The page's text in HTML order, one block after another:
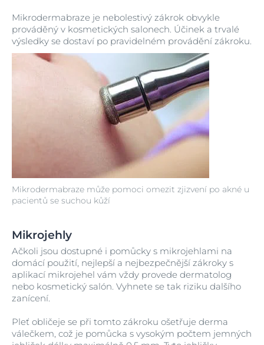
Mikrodermabraze může pomoci omezit zjizvení po akné u
pacientů se suchou kůží
Mikrodermabraze je nebolestivý zákrok obvykle
prováděný v kosmetických salonech. Účinek a trvalé
výsledky se dostaví po pravidelném provádění zákroku.
Mikrojehly
Ačkoli jsou dostupné i pomůcky s mikrojehlami na
domácí použití, nejlepší a nejbezpečnější zákroky s
aplikací mikrojehel vám vždy provede dermatolog
nebo kosmetický salón. Vyhnete se tak riziku dalšího
zanícení.
Pleť obličeje se při tomto zákroku ošetřuje derma
válečkem, což je pomůcka s vysokým počtem jemných